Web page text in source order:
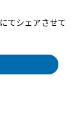
にてシェアさせて